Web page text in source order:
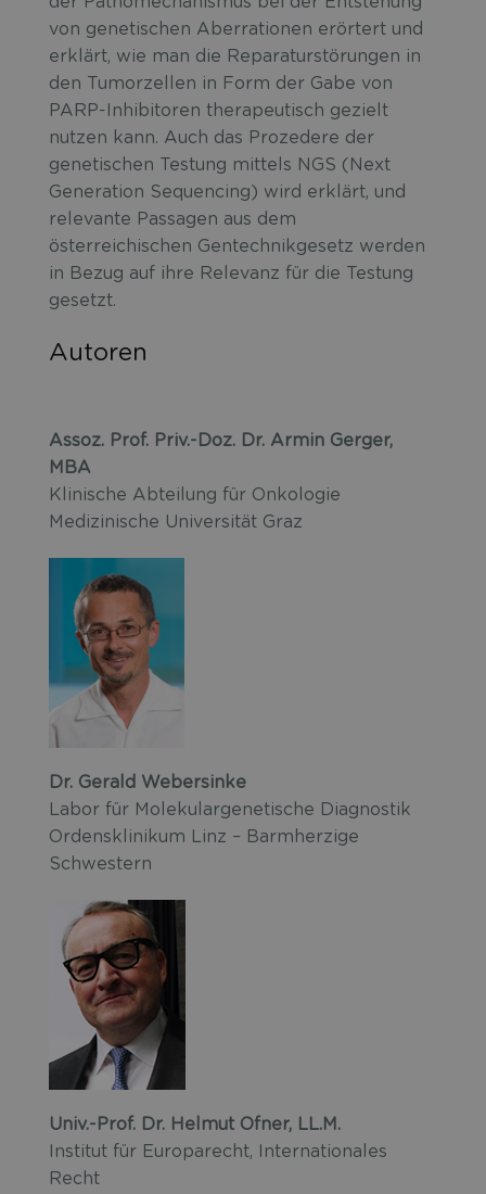
von genetischen Aberrationen erörtert und
erklärt, wie man die Reparaturstörungen in
den Tumorzellen in Form der Gabe von
PARP-Inhibitoren therapeutisch gezielt
nutzen kann. Auch das Prozedere der
genetischen Testung mittels NGS (Next
Generation Sequencing) wird erklärt, und
relevante Passagen aus dem
österreichischen Gentechnikgesetz werden
in Bezug auf ihre Relevanz für die Testung
gesetzt.
Autoren
Assoz. Prof. Priv.-Doz. Dr. Armin Gerger,
MBA
Klinische Abteilung für Onkologie
Medizinische Universität Graz
Dr. Gerald Webersinke
Labor für Molekulargenetische Diagnostik
Ordensklinikum Linz – Barmherzige
Schwestern
Univ.-Prof. Dr. Helmut Ofner, LL.M.
Institut für Europarecht, Internationales
Recht